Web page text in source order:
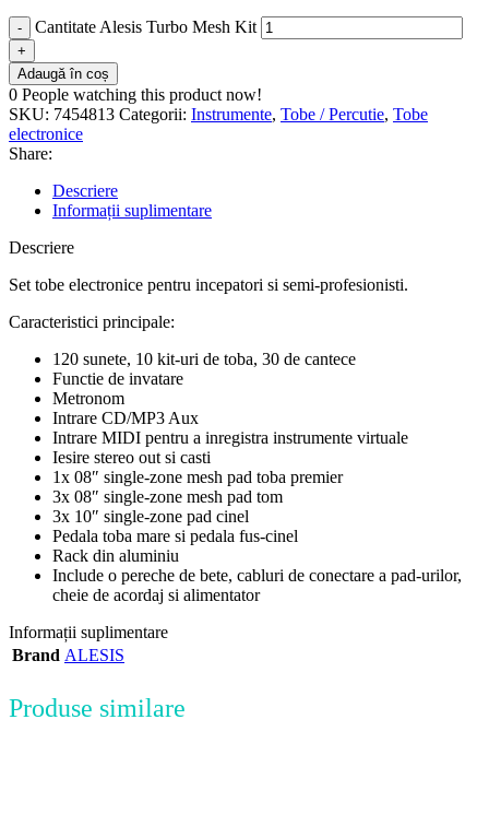
Cantitate Alesis Turbo Mesh Kit
Adaugă în coș
0 People watching this product now!
SKU: 7454813 Categorii: Instrumente, Tobe / Percutie, Tobe
electronice
Share:
Descriere
Informații suplimentare
Descriere
Set tobe electronice pentru incepatori si semi-profesionisti.
Caracteristici principale:
120 sunete, 10 kit-uri de toba, 30 de cantece
Functie de invatare
Metronom
Intrare CD/MP3 Aux
Intrare MIDI pentru a inregistra instrumente virtuale
Iesire stereo out si casti
1x 08″ single-zone mesh pad toba premier
3x 08″ single-zone mesh pad tom
3x 10″ single-zone pad cinel
Pedala toba mare si pedala fus-cinel
Rack din aluminiu
Include o pereche de bete, cabluri de conectare a pad-urilor,
cheie de acordaj si alimentator
Informații suplimentare
Brand ALESIS
Produse similare